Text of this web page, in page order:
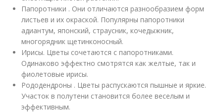
Папоротники . Они отличаются разнообразием форм
листьев и их окраской. Популярны папоротники
адиантум, японский, страусник, кочедыжник,
многорядник щетинконосный.
Ирисы. Цветы сочетаются с папоротниками.
Одинаково эффектно смотрятся как желтые, так и
фиолетовые ирисы.
Рододендроны . Цветы распускаются пышные и яркие.
Участок в полутени становится более веселым и
эффективным.